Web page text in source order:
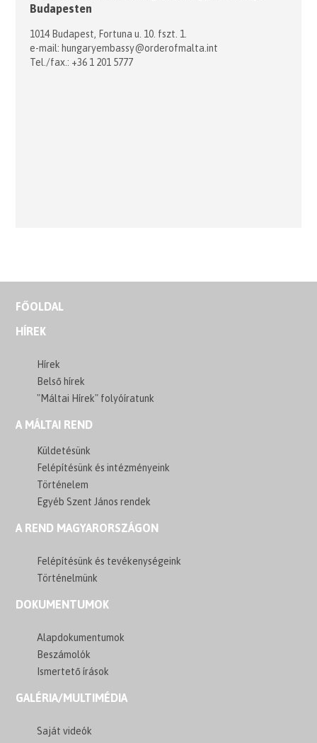
Budapesten
1014 Budapest, Fortuna u. 10. fszt. 1.
e-mail: hungaryembassy@orderofmalta.int
Tel./fax.: +36 1 201 5777
FŐOLDAL
HÍREK
Hírek
Belső hírek
"Máltai Hírek" folyóíratunk
A MÁLTAI REND
Küldetésünk
Felépítésünk és intézményeink
Történelem
Egyéb Szent János rendek
A REND MAGYARORSZÁGON
Felépítésünk és tevékenységeink
Történelmünk
DOKUMENTUMOK
Alapdokumentumok
Beszámolók
Ismertető írások
GALÉRIA/MULTIMÉDIA
Saját videók